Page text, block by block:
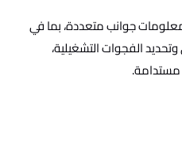
جوانب متعددة، بما في
الفجوات التشغيلية،